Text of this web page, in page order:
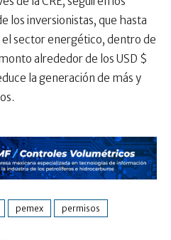
los inversionistas, que hasta
el sector energético, dentro de
alrededor de los USD $
la generación de más y
pemex
permisos